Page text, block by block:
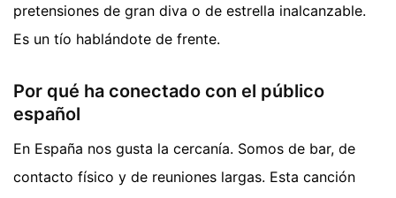
pretensiones de gran diva o de estrella inalcanzable.
Es un tío hablándote de frente.
Por qué ha conectado con el público
español
En España nos gusta la cercanía. Somos de bar, de
contacto físico y de reuniones largas. Esta canción